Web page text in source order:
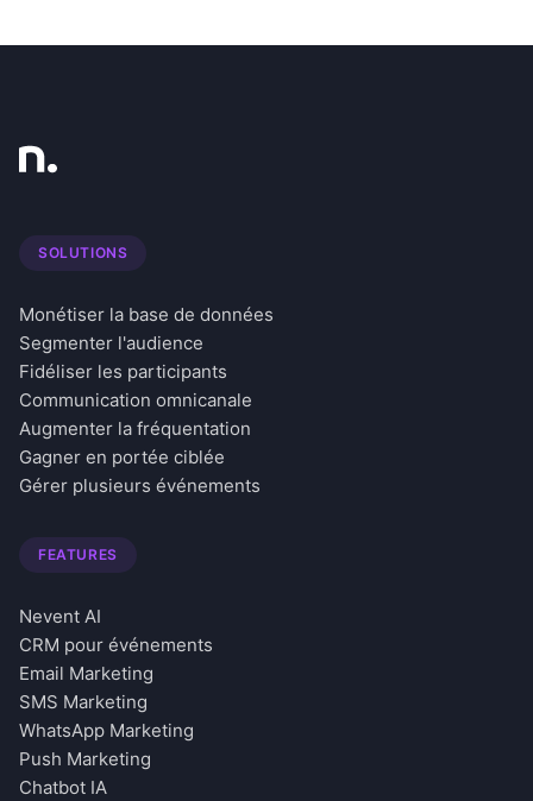
SOLUTIONS
Monétiser la base de données
Segmenter l'audience
Fidéliser les participants
Communication omnicanale
Augmenter la fréquentation
Gagner en portée ciblée
Gérer plusieurs événements
FEATURES
Nevent AI
CRM pour événements
Email Marketing
SMS Marketing
WhatsApp Marketing
Push Marketing
Chatbot IA